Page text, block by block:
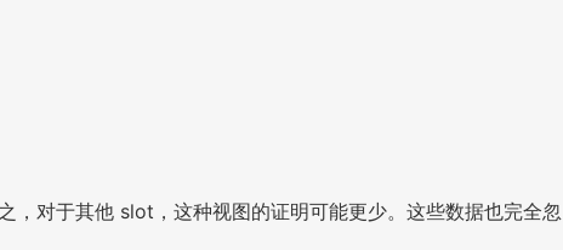
对于其他 slot，这种视图的证明可能更少。这些数据也完全忽